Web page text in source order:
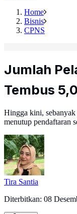
Home
Bisnis
CPNS
Jumlah
Tembus
Hingga kini, sebanyak
menutup pendaftaran
Tira Santia
Diterbitkan: 08